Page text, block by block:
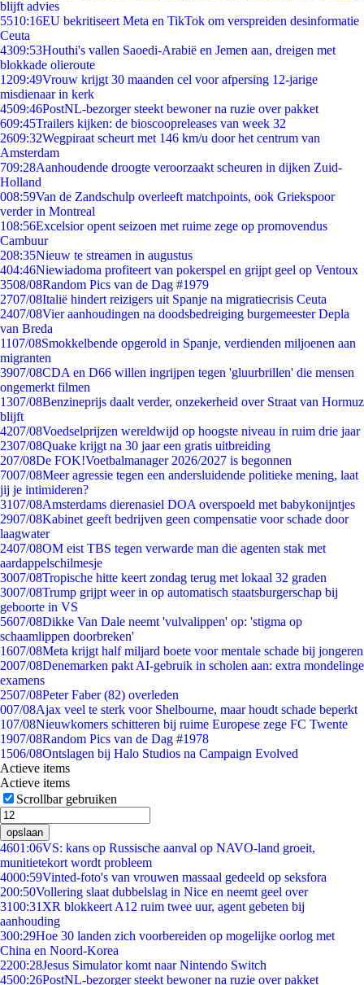
blijft advies
5510:16EU bekritiseert Meta en TikTok om verspreiden desinformatie
Ceuta
4309:53Houthi's vallen Saoedi-Arabië en Jemen aan, dreigen met
blokkade olieroute
1209:49Vrouw krijgt 30 maanden cel voor afpersing 12-jarige
misdienaar in kerk
4509:46PostNL-bezorger steekt bewoner na ruzie over pakket
609:45Trailers kijken: de bioscoopreleases van week 32
2609:32Wegpiraat scheurt met 146 km/u door het centrum van
Amsterdam
709:28Aanhoudende droogte veroorzaakt scheuren in dijken Zuid-
Holland
008:59Van de Zandschulp overleeft matchpoints, ook Griekspoor
verder in Montreal
108:56Excelsior opent seizoen met ruime zege op promovendus
Cambuur
208:35Nieuw te streamen in augustus
404:46Niewiadoma profiteert van pokerspel en grijpt geel op Ventoux
3508/08Random Pics van de Dag #1979
2707/08Italië hindert reizigers uit Spanje na migratiecrisis Ceuta
2407/08Vier aanhoudingen na doodsbedreiging burgemeester Depla
van Breda
1107/08Smokkelbende opgerold in Spanje, verdienden miljoenen aan
migranten
3907/08CDA en D66 willen ingrijpen tegen 'gluurbrillen' die mensen
ongemerkt filmen
1307/08Benzineprijs daalt verder, onzekerheid over Straat van Hormuz
blijft
4207/08Voedselprijzen wereldwijd op hoogste niveau in ruim drie jaar
2307/08Quake krijgt na 30 jaar een gratis uitbreiding
207/08De FOK!Voetbalmanager 2026/2027 is begonnen
7007/08Meer agressie tegen een andersluidende politieke mening, laat
jij je intimideren?
3107/08Amsterdams dierenasiel DOA overspoeld met babykonijntjes
2907/08Kabinet geeft bedrijven geen compensatie voor schade door
laagwater
2407/08OM eist TBS tegen verwarde man die agenten stak met
aardappelschilmesje
3007/08Tropische hitte keert zondag terug met lokaal 32 graden
3007/08Trump grijpt weer in op automatisch staatsburgerschap bij
geboorte in VS
5607/08Dikke Van Dale neemt 'vulvalippen' op: 'stigma op
schaamlippen doorbreken'
1607/08Meta krijgt half miljard boete voor mentale schade bij jongeren
2007/08Denemarken pakt AI-gebruik in scholen aan: extra mondelinge
examens
2507/08Peter Faber (82) overleden
007/08Ajax veel te sterk voor Shelbourne, maar houdt schade beperkt
107/08Nieuwkomers schitteren bij ruime Europese zege FC Twente
1907/08Random Pics van de Dag #1978
1506/08Ontslagen bij Halo Studios na Campaign Evolved
Actieve items
Actieve items
Scrollbar gebruiken
opslaan
4601:06VS: kans op Russische aanval op NAVO-land groeit,
munitietekort wordt probleem
4000:59Vinted-foto's van vrouwen massaal gedeeld op seksfora
200:50Vollering slaat dubbelslag in Nice en neemt geel over
3100:31 XR blokkeert A12 ruim twee uur, agent gebeten bij
aanhouding
300:29Hoe 30 landen zich voorbereiden op mogelijke oorlog met
China en Noord-Korea
2200:28Jesus Simulator komt naar Nintendo Switch
4500:26PostNL-bezorger steekt bewoner na ruzie over pakket